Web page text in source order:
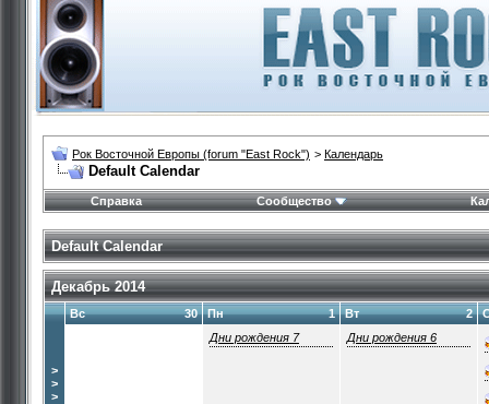
Рок Восточной Европы (forum "East Rock") > Календарь
Default Calendar
Справка Сообщество
Default Calendar
Декабрь 2014
>
>
>
30
Вс 1
Пн
Дни рождения 7
2
Вт
Дни рождения 6